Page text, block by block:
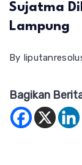
Sujatma
Lampung
By
Bagikan